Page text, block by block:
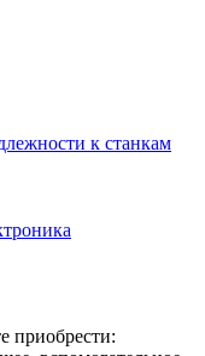
к станкам
приобрести: